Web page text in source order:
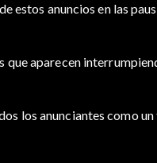
estos anuncios en las
que aparecen
los anunciantes como